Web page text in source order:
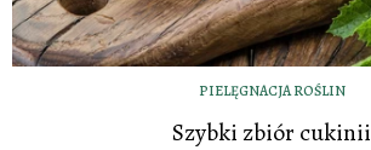
PIELĘGNACJA ROŚLIN
Szybki zbiór cukinii